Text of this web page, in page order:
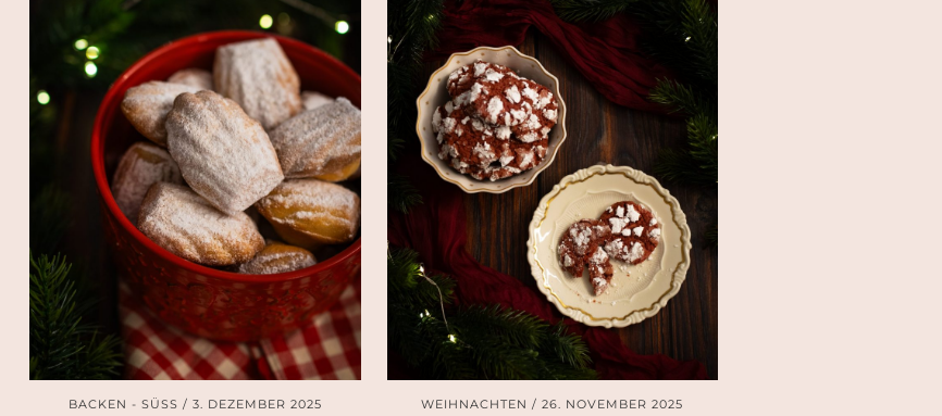
BACKEN - SÜSS 3. DEZEMBER 2025 WEIHNACHTEN 26. NOVEMBER 2025